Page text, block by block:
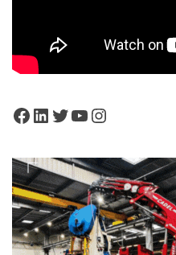
Facebook
LinkedIn
Twitter
YouTube
Instagram